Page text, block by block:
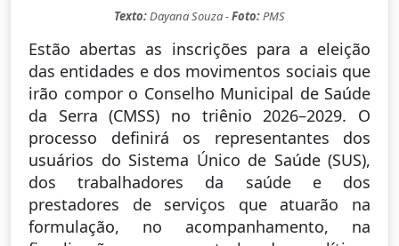
Texto:Dayana Souza -Foto:PMS
Estão abertas as inscrições para a eleição
das entidades e dos movimentos sociais que
irão compor o Conselho Municipal de Saúde
da Serra (CMSS) no triênio 2026–2029. O
processo definirá os representantes dos
usuários do Sistema Único de Saúde (SUS),
dos trabalhadores da saúde e dos
prestadores de serviços que atuarão na
formulação, no acompanhamento, na